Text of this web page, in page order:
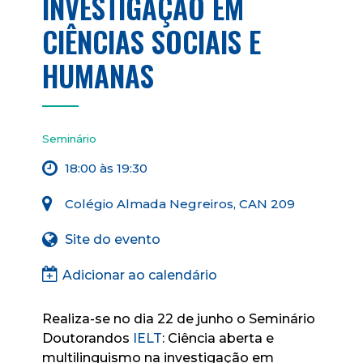
CIÊNCIAS SOCIAIS E
HUMANAS
Seminário
18:00 às 19:30
Colégio Almada Negreiros, CAN 209
Site do evento
Adicionar ao calendário
Realiza-se no dia 22 de junho o Seminário
Doutorandos IELT: Ciência aberta e
multilinguismo na investigação em